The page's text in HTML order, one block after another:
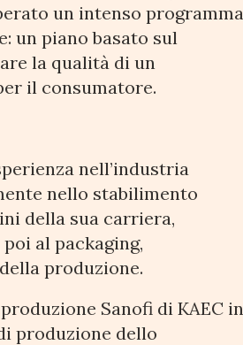
un intenso
un piano basato sul
la qualità di un
il consumatore.
nell’industria
nello stabilimento
della sua carriera,
al packaging,
produzione.
Sanofi di KAEC
produzione dello